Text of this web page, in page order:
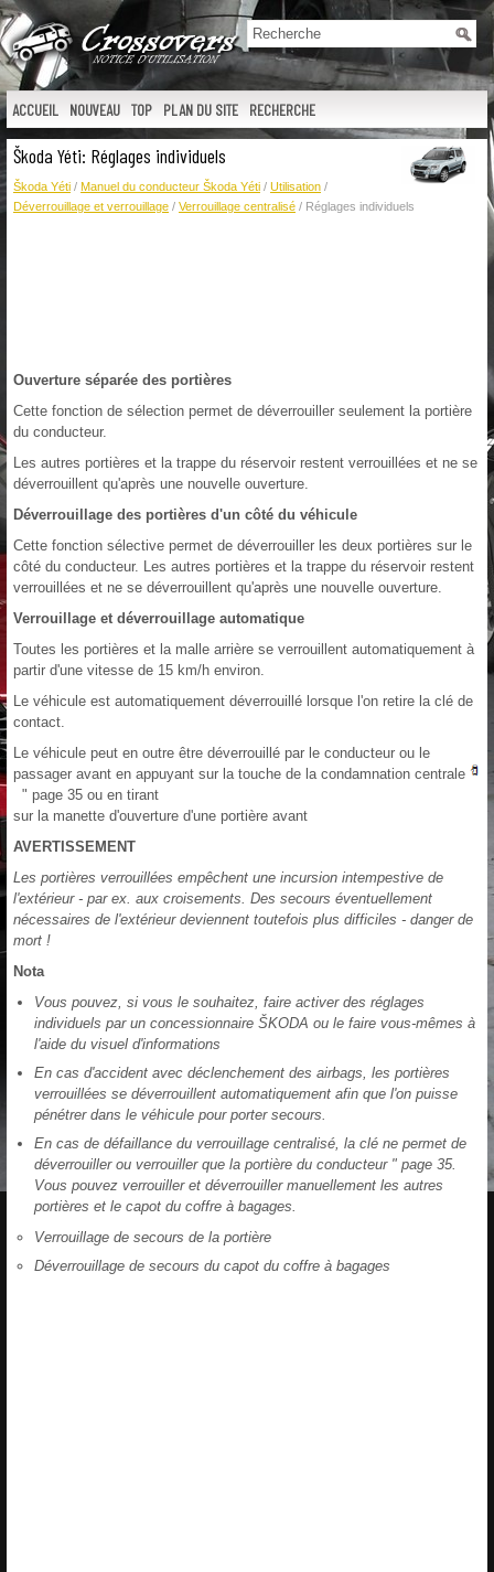
ACCUEIL NOUVEAU TOP PLAN DU SITE RECHERCHE
Škoda Yéti: Réglages individuels
Škoda Yéti / Manuel du conducteur Škoda Yéti / Utilisation /
Déverrouillage et verrouillage / Verrouillage centralisé / Réglages individuels
Ouverture séparée des portières
Cette fonction de sélection permet de déverrouiller seulement la portière
du conducteur.
Les autres portières et la trappe du réservoir restent verrouillées et ne se
déverrouillent qu'après une nouvelle ouverture.
Déverrouillage des portières d'un côté du véhicule
Cette fonction sélective permet de déverrouiller les deux portières sur le
côté du conducteur. Les autres portières et la trappe du réservoir restent
verrouillées et ne se déverrouillent qu'après une nouvelle ouverture.
Verrouillage et déverrouillage automatique
Toutes les portières et la malle arrière se verrouillent automatiquement à
partir d'une vitesse de 15 km/h environ.
Le véhicule est automatiquement déverrouillé lorsque l'on retire la clé de
contact.
Le véhicule peut en outre être déverrouillé par le conducteur ou le
passager avant en appuyant sur la touche de la condamnation centrale
" page 35 ou en tirant
sur la manette d'ouverture d'une portière avant
AVERTISSEMENT
Les portières verrouillées empêchent une incursion intempestive de
l'extérieur - par ex. aux croisements. Des secours éventuellement
nécessaires de l'extérieur deviennent toutefois plus difficiles - danger de
mort !
Nota
Vous pouvez, si vous le souhaitez, faire activer des réglages
individuels par un concessionnaire ŠKODA ou le faire vous-mêmes à
l'aide du visuel d'informations
En cas d'accident avec déclenchement des airbags, les portières
verrouillées se déverrouillent automatiquement afin que l'on puisse
pénétrer dans le véhicule pour porter secours.
En cas de défaillance du verrouillage centralisé, la clé ne permet de
déverrouiller ou verrouiller que la portière du conducteur " page 35.
Vous pouvez verrouiller et déverrouiller manuellement les autres
portières et le capot du coffre à bagages.
Verrouillage de secours de la portière
Déverrouillage de secours du capot du coffre à bagages